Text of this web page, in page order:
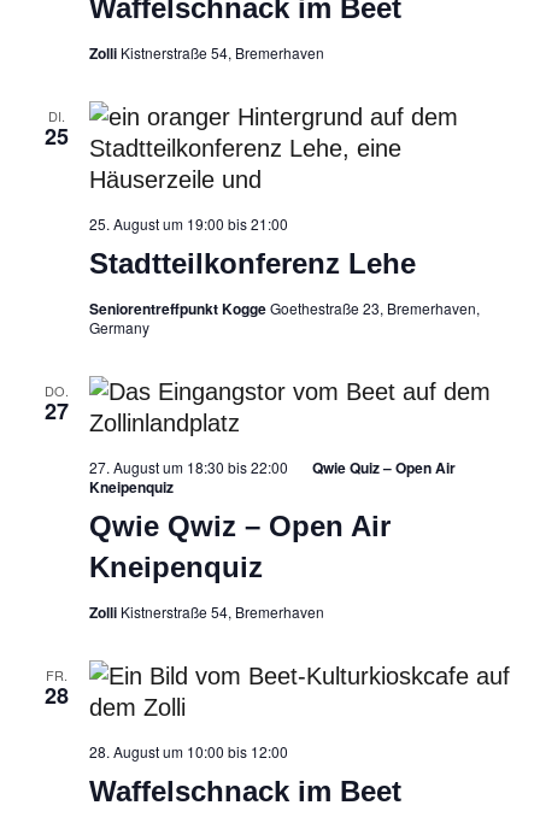
Waffelschnack im Beet
Beet
Zolli Kistnerstraße 54, Bremerhaven
DI.
25
Stadtteilkonferenz Lehe
25. August um 19:00 bis21:00
Seniorentreffpunkt KoggeGoethestraße 23, Bremerhaven,
Germany
DO.
27
Qwie Qwiz – Open Air
Kneipenquiz
27. August um 18:30 bis22:00
Qwie Quiz – Open Air
Kneipenquiz
Zolli Kistnerstraße 54, Bremerhaven
FR.
28
Waffelschnack im Beet
28. August um 10:00 bis 12:00
Beet